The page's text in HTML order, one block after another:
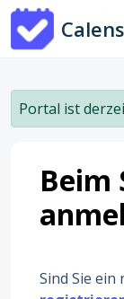
Zum
Portal ist
Beim
Sind Sie ein